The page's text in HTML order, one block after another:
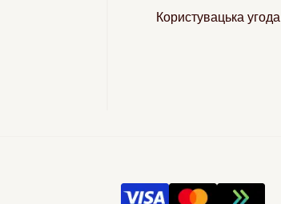
Користувацька угода